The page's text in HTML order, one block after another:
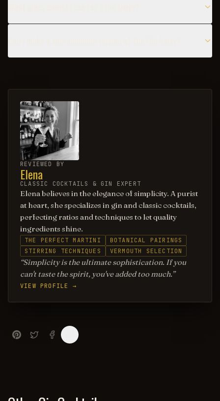
REVIEWED BY
Elena
CLASSIC COCKTAILS & GIN EXPERT
Elena believes in the elegance of simplicity. A purist
at heart, she specializes in gin and classic cocktails,
perfecting ratios and techniques to let quality
ingredients shine.
THE PERFECT MARTINI
BOTANICAL PAIRINGS
STIRRING TECHNIQUES
VERMOUTH SELECTION
Simplicity is the ultimate sophistication. If you
can't taste the spirit, you've added too much.
VIEW PROFILE →